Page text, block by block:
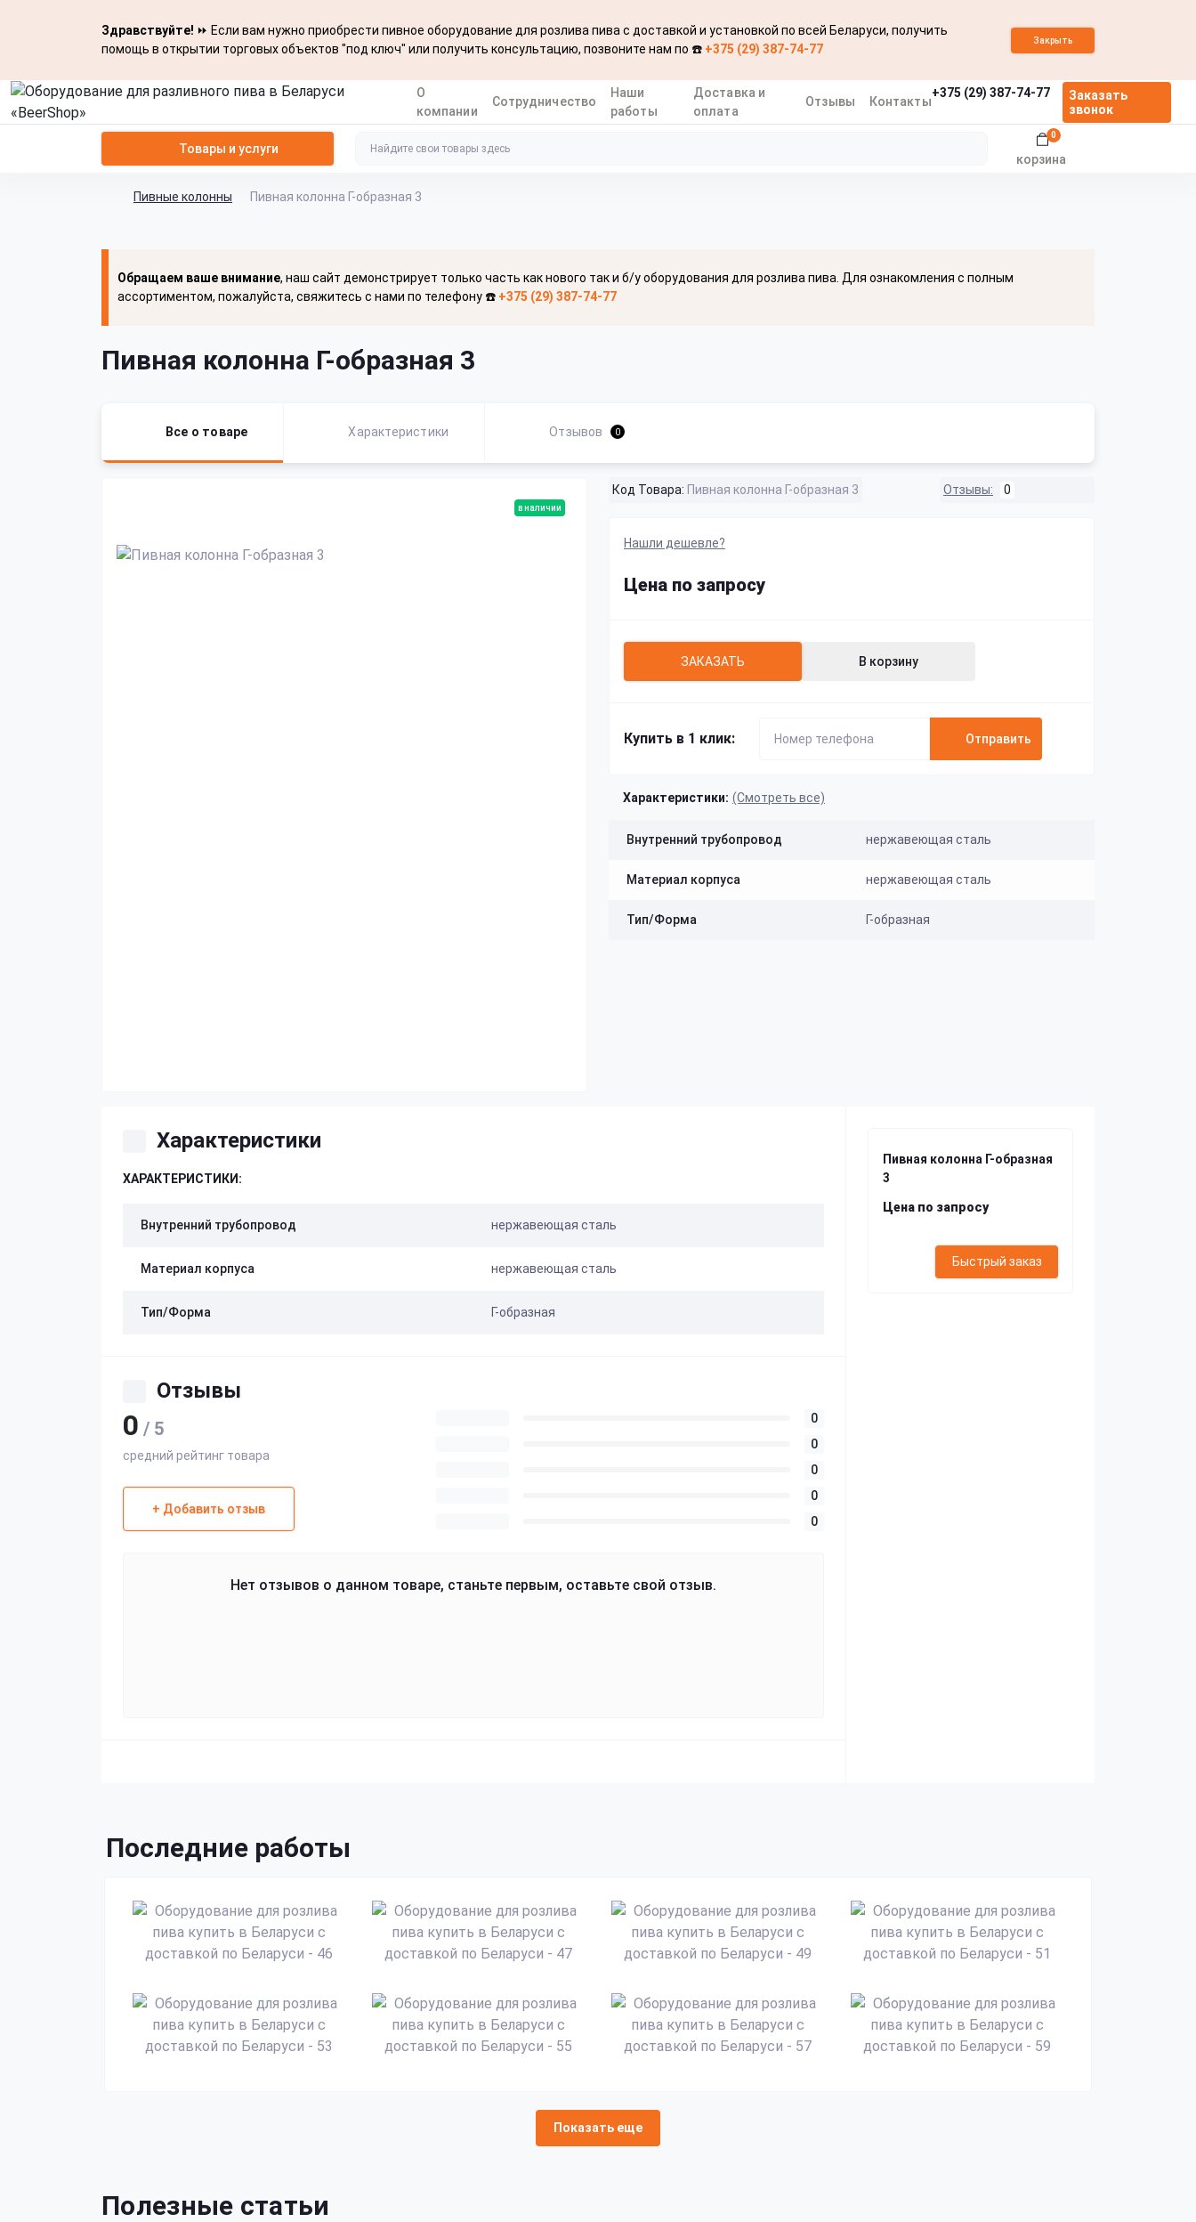
Здравствуйте! ⏩ Если вам нужно приобрести пивное оборудование для розлива пива с доставкой и установкой по всей Беларуси, получить
помощь в открытии торговых объектов "под ключ" или получить консультацию, позвоните нам по ☎️ +375 (29) 387-74-77
Закрыть
О
компании
Сотрудничество
Наши
работы
Доставка и
оплата
Отзывы Контакты
+375 (29) 387-74-77
Заказать
звонок
Товары и услуги
корзина
0
Пивные колонны Пивная колонна Г-образная 3
Обращаем ваше внимание, наш сайт демонстрирует только часть как нового так и б/у оборудования для розлива пива. Для ознакомления с полным
ассортиментом, пожалуйста, свяжитесь с нами по телефону ☎️ +375 (29) 387-74-77
Пивная колонна Г-образная 3
Все о товаре Характеристики Отзывов 0
в наличии
Код Товара: Пивная колонна Г-образная 3 Отзывы: 0
Нашли дешевле?
Цена по запросу
ЗАКАЗАТЬ В корзину
Купить в 1 клик: Отправить
Характеристики: (Смотреть все)
Внутренний трубопровод нержавеющая сталь
Материал корпуса нержавеющая сталь
Тип/Форма Г-образная
Характеристики
ХАРАКТЕРИСТИКИ:
Внутренний трубопровод нержавеющая сталь
Материал корпуса нержавеющая сталь
Тип/Форма Г-образная
Отзывы
0 / 5
средний рейтинг товара
+ Добавить отзыв
0
0
0
0
0
Нет отзывов о данном товаре, станьте первым, оставьте свой отзыв.
Пивная колонна Г-образная
3
Цена по запросу
Быстрый заказ
Последние работы
Показать еще
Полезные статьи